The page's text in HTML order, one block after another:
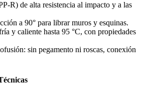
R) de alta resistencia al impacto y a las
a 90° para librar muros y esquinas.
y caliente hasta 95 °C, con propiedades
sin pegamento ni roscas, conexión